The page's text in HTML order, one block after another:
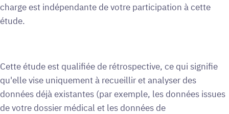
charge est indépendante de votre participation à cette
étude.
Cette étude est qualifiée de rétrospective, ce qui signifie
qu'elle vise uniquement à recueillir et analyser des
données déjà existantes (par exemple, les données issues
de votre dossier médical et les données de